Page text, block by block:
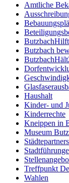
Amtliche
ButzbachHilft
Butzbach
Haushalt
Kinder- und
Kinderrechte
Kneippen in
Museum
Treffpunkt
Wahlen